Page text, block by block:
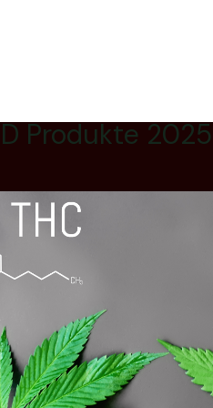
Produkte 2025